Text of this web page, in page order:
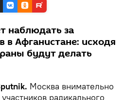
наблюдать за
в Афганистане: исходя
будут делать
Москва внимательно
радикального